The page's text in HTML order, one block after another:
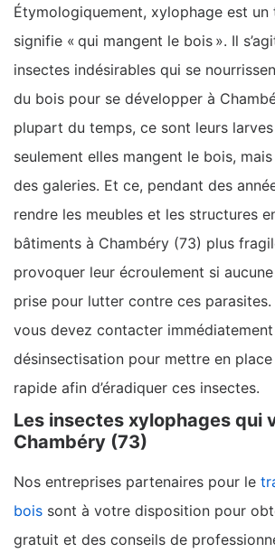
Étymologiquement, xylophage est un
signifie « qui mangent le bois ». Il
insectes indésirables qui se
du bois pour se développer à
plupart du temps, ce sont leurs
seulement elles mangent le bois,
des galeries. Et ce, pendant des
rendre les meubles et les structures
bâtiments à Chambéry (73) plus
provoquer leur écroulement si aucune
prise pour lutter contre ces parasites.
vous devez contacter
désinsectisation pour mettre en
rapide afin d’éradiquer ces insectes.
Les insectes xylophages qui
Chambéry (73)
Nos entreprises partenaires pour le
bois sont à votre disposition pour
gratuit et des conseils de